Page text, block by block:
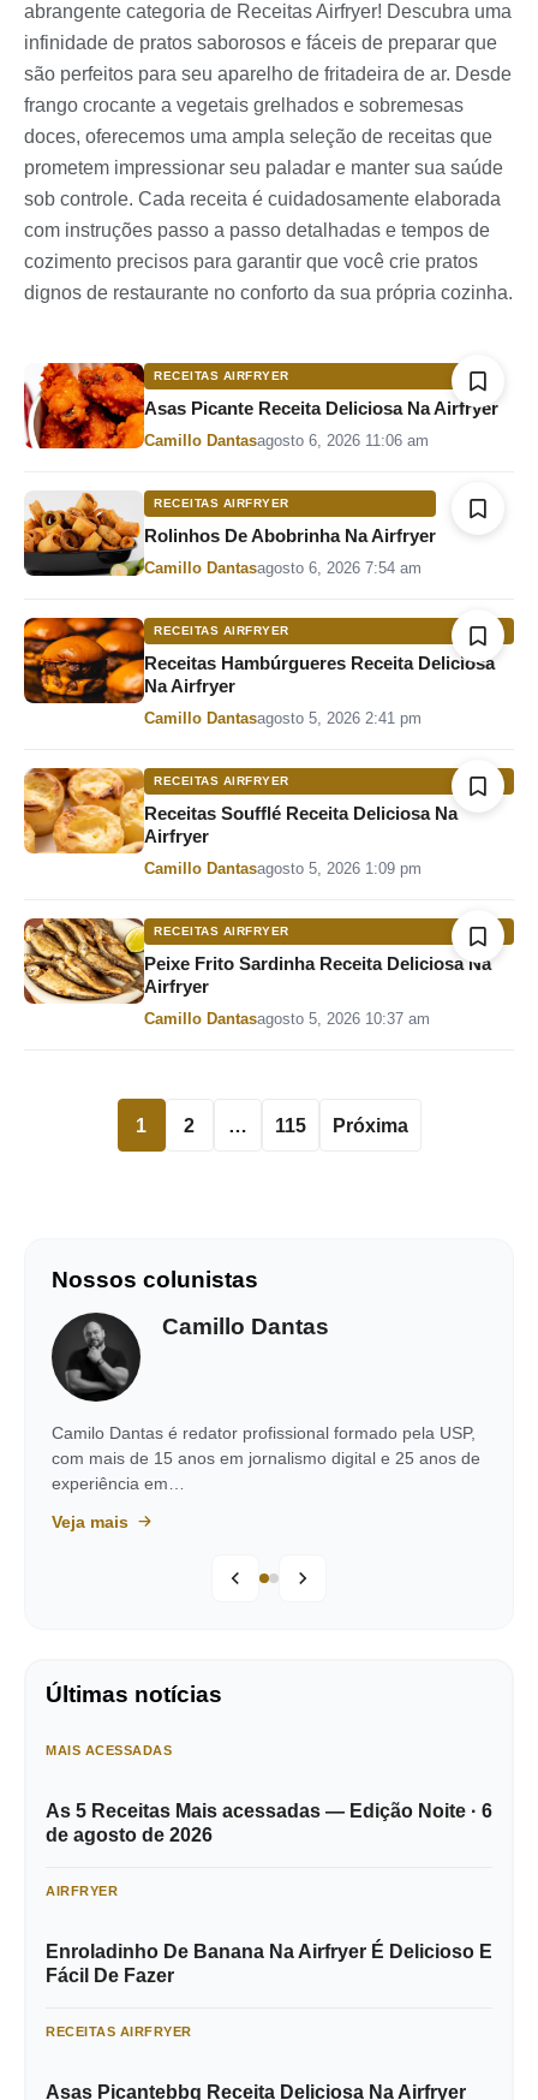
abrangente categoria de Receitas Airfryer! Descubra uma
infinidade de pratos saborosos e fáceis de preparar que
são perfeitos para seu aparelho de fritadeira de ar. Desde
frango crocante a vegetais grelhados e sobremesas
doces, oferecemos uma ampla seleção de receitas que
prometem impressionar seu paladar e manter sua saúde
sob controle. Cada receita é cuidadosamente elaborada
com instruções passo a passo detalhadas e tempos de
cozimento precisos para garantir que você crie pratos
dignos de restaurante no conforto da sua própria cozinha.
RECEITAS AIRFRYER
Asas Picante Receita Deliciosa Na Airfryer
Por
Camillo Dantasagosto 6, 2026 11:06 am
RECEITAS AIRFRYER
Rolinhos De Abobrinha Na Airfryer
Por
Camillo Dantasagosto 6, 2026 7:54 am
RECEITAS AIRFRYER
Receitas Hambúrgueres Receita Deliciosa
Na Airfryer
Por
Camillo Dantasagosto 5, 2026 2:41 pm
RECEITAS AIRFRYER
Receitas Soufflé Receita Deliciosa Na
Airfryer
Por
Camillo Dantasagosto 5, 2026 1:09 pm
RECEITAS AIRFRYER
Peixe Frito Sardinha Receita Deliciosa Na
Airfryer
Por
Camillo Dantasagosto 5, 2026 10:37 am
1 2 … 115 Próxima
Nossos colunistas
Camillo Dantas
Camilo Dantas é redator profissional formado pela USP,
com mais de 15 anos em jornalismo digital e 25 anos de
experiência em…
Veja mais
Últimas notícias
MAIS ACESSADAS
As 5 Receitas Mais acessadas — Edição Noite · 6
de agosto de 2026
AIRFRYER
Enroladinho De Banana Na Airfryer É Delicioso E
Fácil De Fazer
RECEITAS AIRFRYER
Asas Picantebbq Receita Deliciosa Na Airfryer